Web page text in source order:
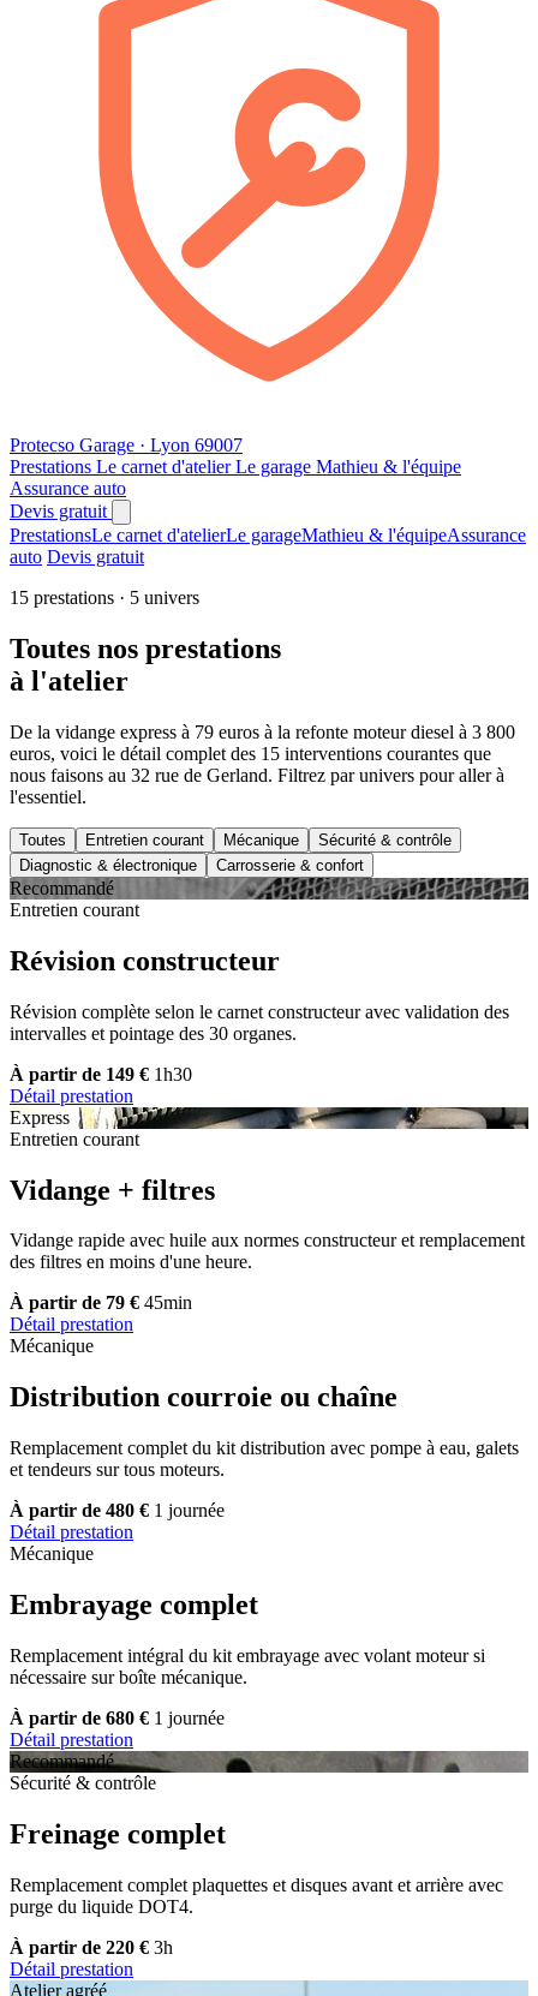
Protecso Garage · Lyon 69007
Prestations Le carnet d'atelierLe garage Mathieu & l'équipe
Assurance auto
Devis gratuit
PrestationsLe carnet d'atelierLe garageMathieu & l'équipeAssurance
auto Devis gratuit
15 prestations · 5 univers
Toutes nos prestations
à l'atelier
De la vidange express à 79 euros à la refonte moteur diesel à 3 800
euros, voici le détail complet des 15 interventions courantes que
nous faisons au 32 rue de Gerland. Filtrez par univers pour aller à
l'essentiel.
Toutes Entretien courant Mécanique
Sécurité & contrôle
Diagnostic & électronique
Carrosserie & confort
Recommandé
Entretien courant
Révision constructeur
Révision complète selon le carnet constructeur avec validation des
intervalles et pointage des 30 organes.
À partir de 149 € 1h30
Détail prestation
Express
Entretien courant
Vidange + filtres
Vidange rapide avec huile aux normes constructeur et remplacement
des filtres en moins d'une heure.
À partir de 79 € 45min
Détail prestation
Mécanique
Distribution courroie ou chaîne
Remplacement complet du kit distribution avec pompe à eau, galets
et tendeurs sur tous moteurs.
À partir de 480 € 1 journée
Détail prestation
Mécanique
Embrayage complet
Remplacement intégral du kit embrayage avec volant moteur si
nécessaire sur boîte mécanique.
À partir de 680 € 1 journée
Détail prestation
Recommandé
Sécurité & contrôle
Freinage complet
Remplacement complet plaquettes et disques avant et arrière avec
purge du liquide DOT4.
À partir de 220 € 3h
Détail prestation
Atelier agréé